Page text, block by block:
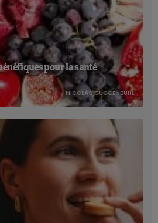
pour la santé
NICOLAS GUGGENBÜHL